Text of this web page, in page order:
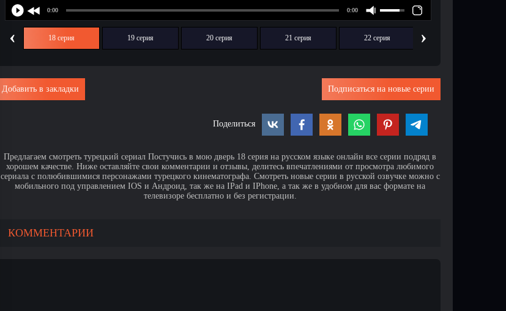
‹ 18 серия 19 серия 20 серия 21 серия 22 серия ›
Подписаться на новые серии
Добавить в закладки
Поделиться
Предлагаем смотреть турецкий сериал Постучись в мою дверь 18 серия на русском языке онлайн все серии подряд в
хорошем качестве. Ниже оставляйте свои комментарии и отзывы, делитесь впечатлениями от просмотра любимого
сериала с полюбившимися персонажами турецкого кинематографа. Смотреть новые серии в русской озвучке можно с
мобильного под управлением IOS и Андроид, так же на IPad и IPhone, а так же в удобном для вас формате на
телевизоре бесплатно и без регистрации.
КОММЕНТАРИИ